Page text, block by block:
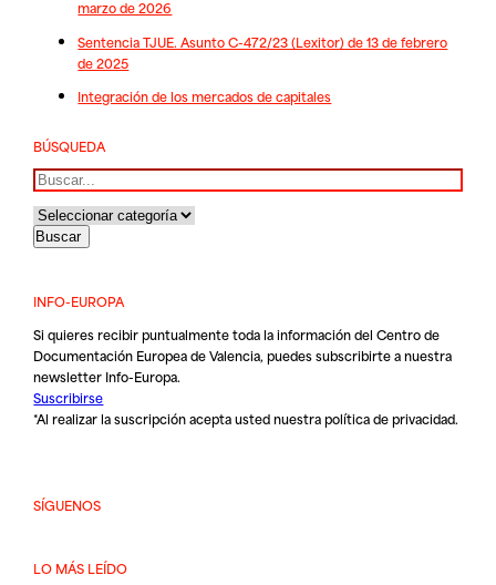
marzo de 2026
Sentencia TJUE. Asunto C-472/23 (Lexitor) de 13 de febrero
de 2025
Integración de los mercados de capitales
BÚSQUEDA
Buscar
INFO-EUROPA
Si quieres recibir puntualmente toda la información del Centro de
Documentación Europea de Valencia, puedes subscribirte a nuestra
newsletter Info-Europa.
Suscribirse
*Al realizar la suscripción acepta usted nuestrapolítica de privacidad.
SÍGUENOS
LO MÁS LEÍDO